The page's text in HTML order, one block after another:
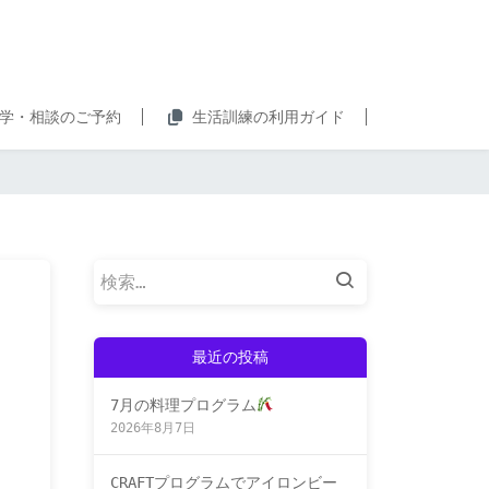
・相談のご予約 生活訓練の利用ガイド
検
最近の投稿
7月の料理プログラム
2026年8月7日
CRAFTプログラムでアイロンビー